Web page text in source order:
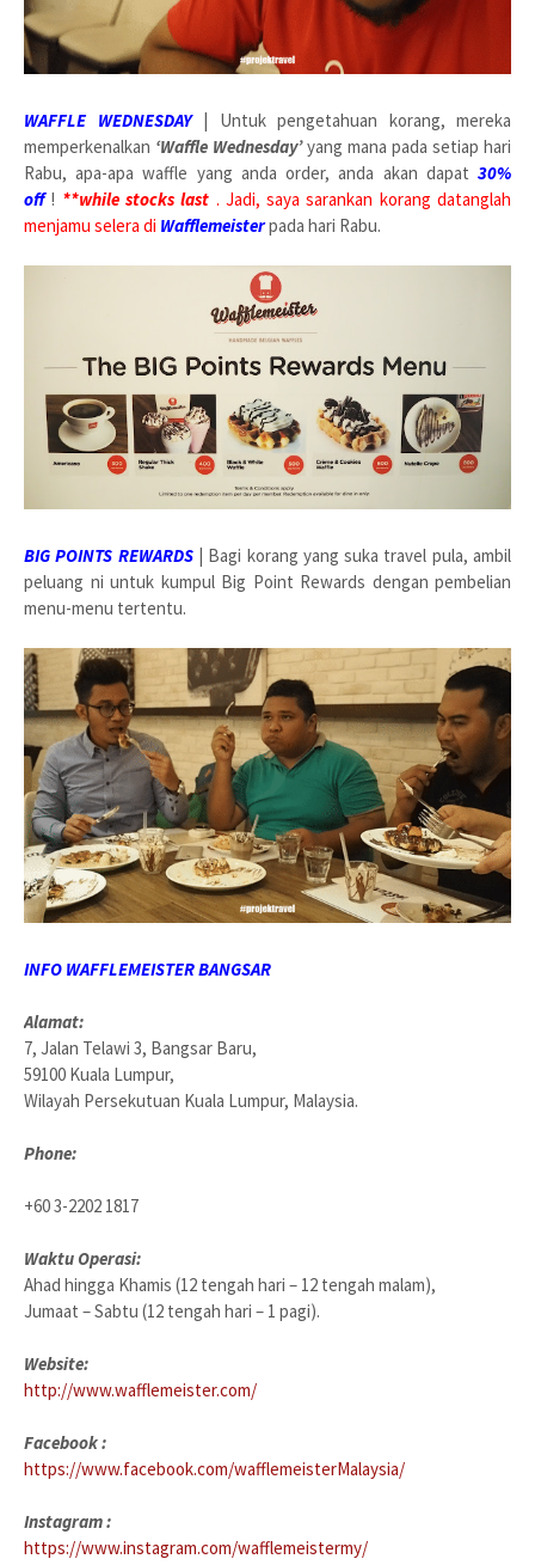
WAFFLE WEDNESDAY| Untuk pengetahuan korang, mereka
memperkenalkan ‘Waffle Wednesday’yang mana pada setiap hari
Rabu, apa-apa waffle yang anda order, anda akan dapat 30%
off ! **while stocks last . Jadi, saya sarankan korang datanglah
menjamu selera di Wafflemeisterpada hari Rabu.
BIG POINTS REWARDS| Bagi korang yang suka travel pula, ambil
peluang ni untuk kumpul Big Point Rewards dengan pembelian
menu-menu tertentu.
INFO WAFFLEMEISTER BANGSAR
Alamat:
7, Jalan Telawi 3, Bangsar Baru,
59100 Kuala Lumpur,
Wilayah Persekutuan Kuala Lumpur, Malaysia.
Phone:
+60 3-2202 1817
Waktu Operasi:
Ahad hingga Khamis (12 tengah hari – 12 tengah malam),
Jumaat – Sabtu (12 tengah hari – 1 pagi).
Website:
http://www.wafflemeister.com/
Facebook :
https://www.facebook.com/wafflemeisterMalaysia/
Instagram :
https://www.instagram.com/wafflemeistermy/